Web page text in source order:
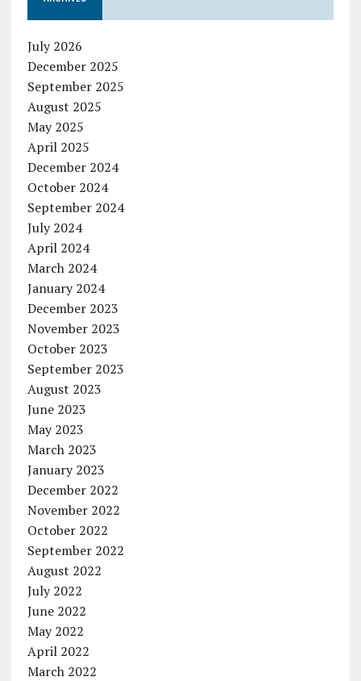
July 2026
December 2025
September 2025
August 2025
May 2025
April 2025
December 2024
October 2024
September 2024
July 2024
April 2024
March 2024
January 2024
December 2023
November 2023
October 2023
September 2023
August 2023
June 2023
May 2023
March 2023
January 2023
December 2022
November 2022
October 2022
September 2022
August 2022
July 2022
June 2022
May 2022
April 2022
March 2022